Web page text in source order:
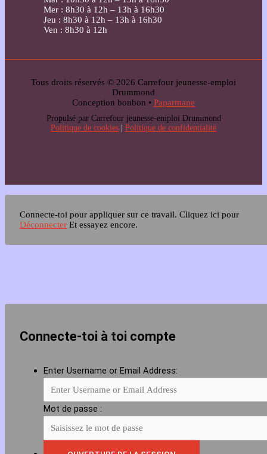
Mer : 8h30 à 12h – 13h à 16h30
Jeu : 8h30 à 12h – 13h à 16h30
Ven : 8h30 à 12h
Tous droits réservés © 2026 Carrefour jeunesse-emploi
Drummond
Conception bonbon • Paparmane
Propulsé par Carrefour jeunesse-emploi Drummond
Politique de cookies | Politique de confidentialité
Connecte-toi pour appliquer sur ce travail. Cliquez ici pour
Déconnecter Et essayez encore.
Connecte-toi à toi compte
Enter Username or Email Address:
Mot de passe :